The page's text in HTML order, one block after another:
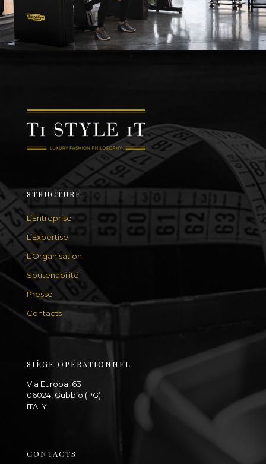
STRUCTURE
L’Entreprise
L’Expertise
L’Organisation
Soutenabilité
Presse
Contacts
SIÈGE OPÉRATIONNEL
Via Europa, 63
06024, Gubbio (PG)
ITALY
CONTACTS